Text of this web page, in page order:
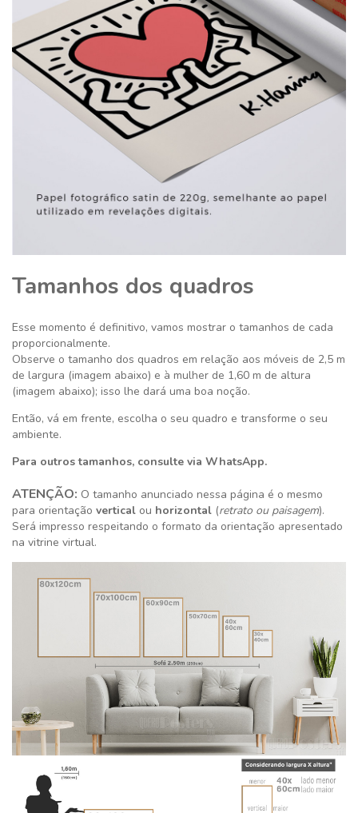
Tamanhos dos quadros
Esse momento é definitivo, vamos mostrar o tamanhos de cada
proporcionalmente.
Observe o tamanho dos quadros em relação aos móveis de 2,5 m
de largura (imagem abaixo) e à mulher de 1,60 m de altura
(imagem abaixo); isso lhe dará uma boa noção.
Então, vá em frente, escolha o seu quadro e transforme o seu
ambiente.
Para outros tamanhos, consulte via WhatsApp.
ATENÇÃO: O tamanho anunciado nessa página é o mesmo
para orientação vertical ou horizontal (retrato ou paisagem).
Será impresso respeitando o formato da orientação apresentado
na vitrine virtual.